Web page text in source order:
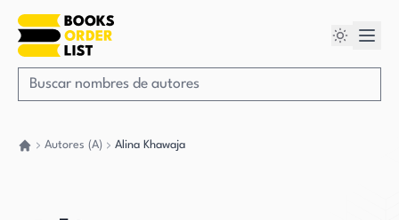
Autores (A) Alina Khawaja